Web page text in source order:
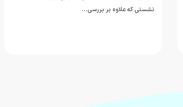
نشستی که علاوه بر بررسی…